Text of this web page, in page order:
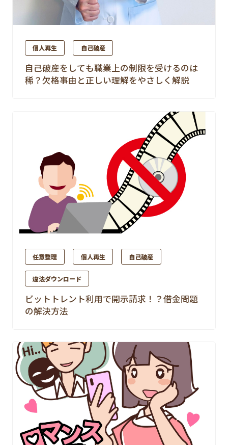
個人再生 自己破産
自己破産をしても職業上の制限を受けるのは
稀？欠格事由と正しい理解をやさしく解説
任意整理 個人再生 自己破産
違法ダウンロード
ビットトレント利用で開示請求！？借金問題
の解決方法